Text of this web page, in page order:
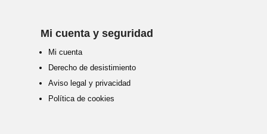
Mi cuenta y seguridad
Mi cuenta
Derecho de desistimiento
Aviso legal y privacidad
Política de cookies